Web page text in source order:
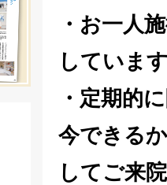
・お一人
していま
・定期的
今できる
してご来